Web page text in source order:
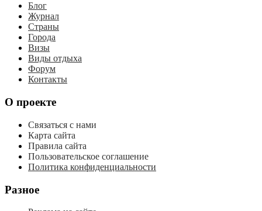
Блог
Журнал
Страны
Города
Визы
Виды отдыха
Форум
Контакты
О проекте
Связаться с нами
Карта сайта
Правила сайта
Пользовательское соглашение
Политика конфиденциальности
Разное